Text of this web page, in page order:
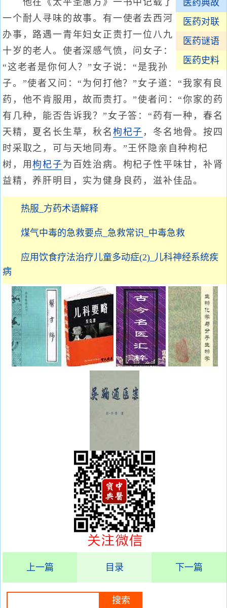
医药典故
医药对联
医药谜语
医药史料
他在《太平圣惠方》一书中记载了
一个耐人寻味的故事。有一使者去西河
办事，路遇一青年妇女正责打一位八九
十岁的老人。使者深感气愤，问女子：
“这老者是你何人？”女子说：“是我孙
子。”使者又问：“为何打他？”女子道：“我家有良
药，他不肯服用，故而责打。”使者问：“你家的药
有几种，能否告诉我？”女子答：“药有一种，春名
天精，夏名长生草，秋名 枸杞子 ，冬名地骨。按四
时采取之，可与天地同寿。”王怀隐亲自种枸杞
树，用枸杞子为百姓治病。枸杞子性平味甘，补肾
益精，养肝明目，实为健身良药，滋补佳品。
热服_方药术语解释
煤气中毒的急救要点_急救常识_中毒急救
应用饮食疗法治疗儿童多动症(2)_儿科神经系统疾
病
上一篇 目录 下一篇